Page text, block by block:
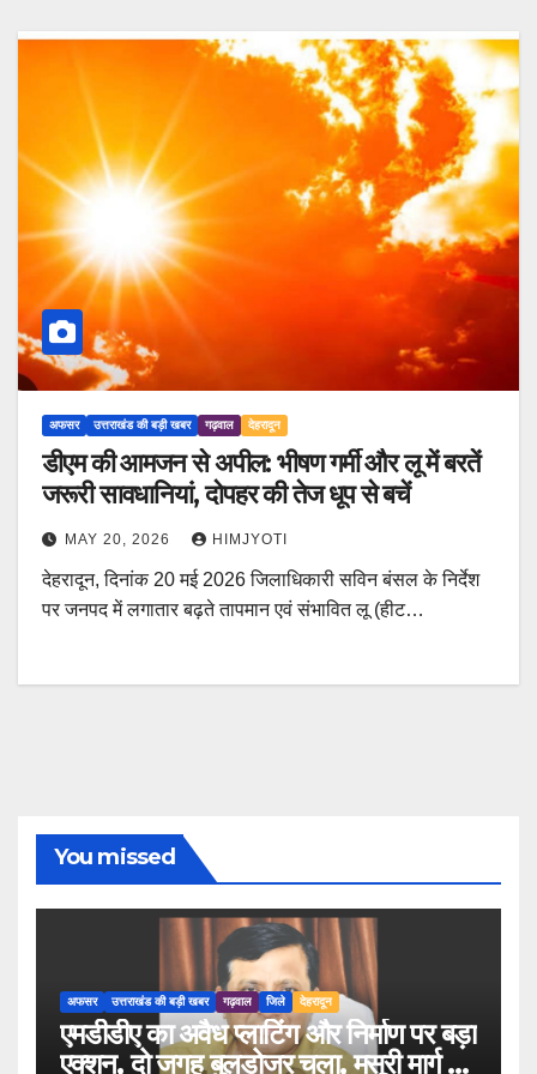
अफसर उत्तराखंड की बड़ी खबर गढ़वाल देहरादून
डीएम की आमजन से अपील: भीषण गर्मी और लू में बरतें
जरूरी सावधानियां, दोपहर की तेज धूप से बचें
MAY 20, 2026 HIMJYOTI
देहरादून, दिनांक 20 मई 2026 जिलाधिकारी सविन बंसल के निर्देश
पर जनपद में लगातार बढ़ते तापमान एवं संभावित लू (हीट…
You missed
अफसर उत्तराखंड की बड़ी खबर गढ़वाल जिले देहरादून
एमडीडीए का अवैध प्लाटिंग और निर्माण पर बड़ा
एक्शन, दो जगह बुलडोजर चला, मसूरी मार्ग पर